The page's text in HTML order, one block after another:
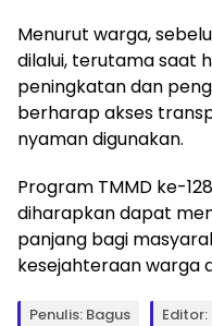
Menurut warga,
dilalui, terutama saat
peningkatan dan
berharap akses
nyaman digunakan.
Program TMMD ke-
diharapkan dapat
panjang bagi
kesejahteraan warga
Penulis: Bagus Editor: